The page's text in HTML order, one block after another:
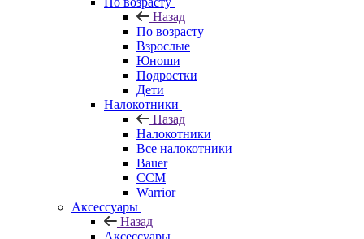
Назад
По возрасту
Взрослые
Юноши
Подростки
Дети
Налокотники
Назад
Налокотники
Все налокотники
Bauer
CCM
Warrior
Аксессуары
Назад
Аксессуары